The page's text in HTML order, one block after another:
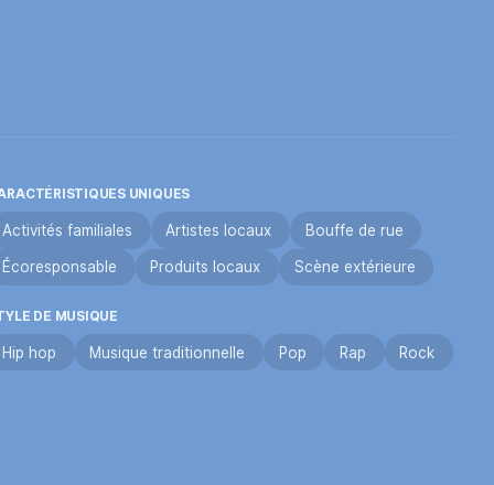
UNIQUES
Activités familiales Artistes locaux Bouffe de rue
Écoresponsable Produits locaux Scène extérieure
DE MUSIQUE
Hip hop Musique traditionnelle Pop Rap Rock